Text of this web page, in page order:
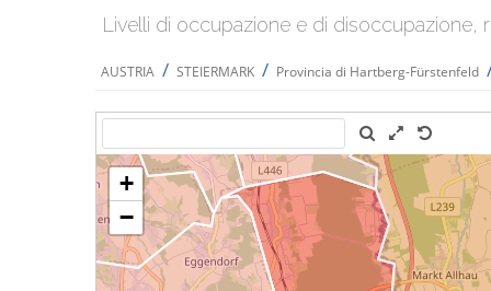
Livelli di occupazione e di
AUSTRIA / STEIERMARK / Provincia di Hartberg-Fürstenfeld